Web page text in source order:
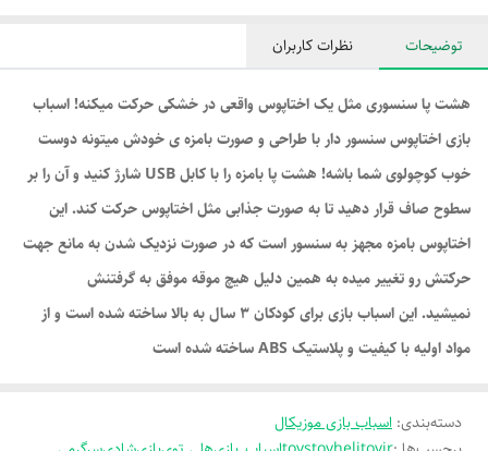
توضیحات نظرات کاربران
هشت پا سنسوری مثل یک اختاپوس واقعی در خشکی حرکت میکنه! اسباب
بازی اختاپوس سنسور دار با طراحی و صورت بامزه ی خودش میتونه دوست
خوب کوچولوی شما باشه! هشت پا بامزه را با کابل USB شارژ کنید و آن را بر
سطوح صاف قرار دهید تا به صورت جذابی مثل اختاپوس حرکت کند. این
اختاپوس بامزه مجهز به سنسور است که در صورت نزدیک شدن به مانع جهت
حرکتش رو تغییر میده به همین دلیل هیچ موقه موفق به گرفتنش
نمیشید. این اسباب بازی برای کودکان 3 سال به بالا ساخته شده است و از
مواد اولیه با کیفیت و پلاستیک ABS ساخته شده است
دسته‌بندی: اسباب بازی موزیکال